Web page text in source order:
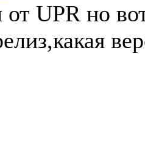
UPR но